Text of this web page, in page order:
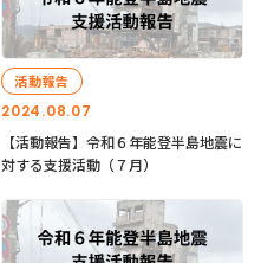
2024.08.07
活動報告
【活動報告】令和６年能登半島地震に
対する支援活動（７月）